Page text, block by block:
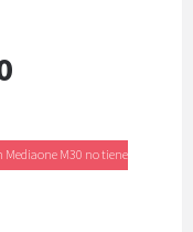
Mediaone M30 no tiene